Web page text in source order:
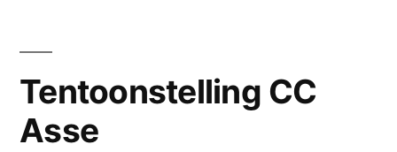
Tentoonstelling CC
Asse